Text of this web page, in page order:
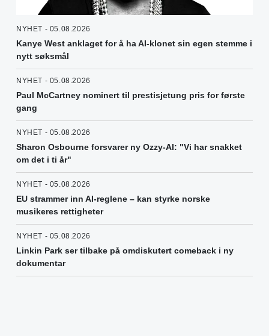
NYHET - 05.08.2026
Kanye West anklaget for å ha AI-klonet sin egen stemme i
nytt søksmål
NYHET - 05.08.2026
Paul McCartney nominert til prestisjetung pris for første
gang
NYHET - 05.08.2026
Sharon Osbourne forsvarer ny Ozzy-AI: "Vi har snakket
om det i ti år"
NYHET - 05.08.2026
EU strammer inn AI-reglene – kan styrke norske
musikeres rettigheter
NYHET - 05.08.2026
Linkin Park ser tilbake på omdiskutert comeback i ny
dokumentar